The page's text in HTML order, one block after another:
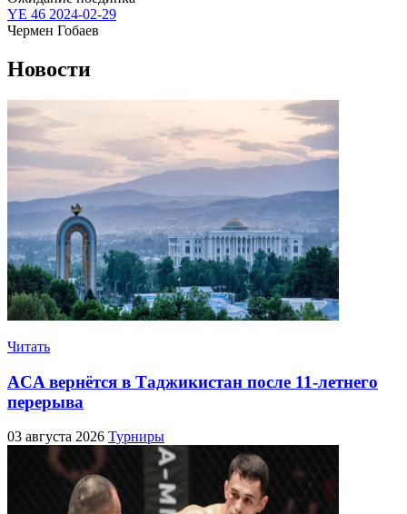
YE 46 2024-02-29
Чермен Гобаев
Новости
Читать
ACA вернётся в Таджикистан после 11-летнего
перерыва
03 августа 2026 Турниры